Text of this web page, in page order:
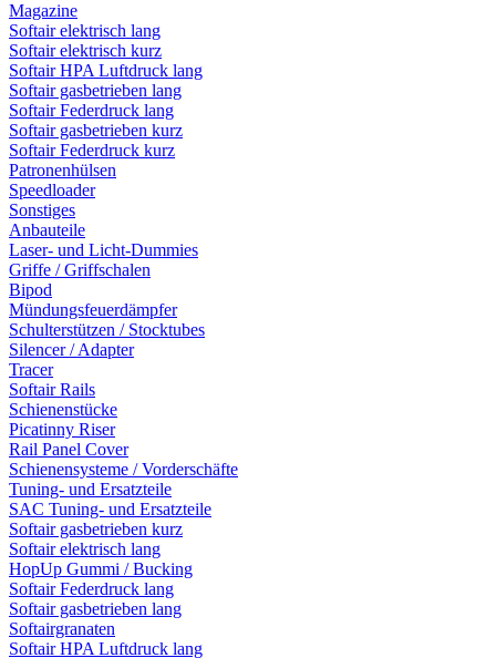
Magazine
Softair elektrisch lang
Softair elektrisch kurz
Softair HPA Luftdruck lang
Softair gasbetrieben lang
Softair Federdruck lang
Softair gasbetrieben kurz
Softair Federdruck kurz
Patronenhülsen
Speedloader
Sonstiges
Anbauteile
Laser- und Licht-Dummies
Griffe / Griffschalen
Bipod
Mündungsfeuerdämpfer
Schulterstützen / Stocktubes
Silencer / Adapter
Tracer
Softair Rails
Schienenstücke
Picatinny Riser
Rail Panel Cover
Schienensysteme / Vorderschäfte
Tuning- und Ersatzteile
SAC Tuning- und Ersatzteile
Softair gasbetrieben kurz
Softair elektrisch lang
HopUp Gummi / Bucking
Softair Federdruck lang
Softair gasbetrieben lang
Softairgranaten
Softair HPA Luftdruck lang